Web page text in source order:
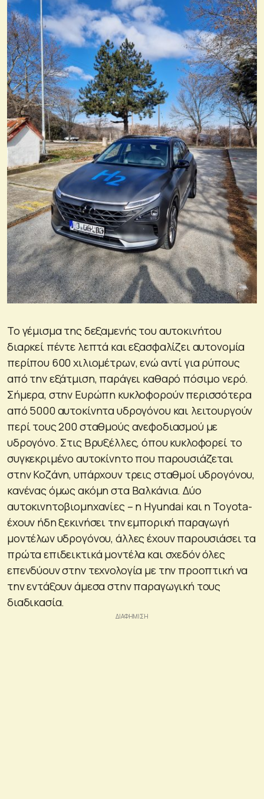
Το γέμισμα της δεξαμενής του αυτοκινήτου
διαρκεί πέντε λεπτά και εξασφαλίζει αυτονομία
περίπου 600 χιλιομέτρων, ενώ αντί για ρύπους
από την εξάτμιση, παράγει καθαρό πόσιμο νερό.
Σήμερα, στην Ευρώπη κυκλοφορούν περισσότερα
από 5000 αυτοκίνητα υδρογόνου και λειτουργούν
περί τους 200 σταθμούς ανεφοδιασμού με
υδρογόνο. Στις Βρυξέλλες, όπου κυκλοφορεί το
συγκεκριμένο αυτοκίνητο που παρουσιάζεται
στην Κοζάνη, υπάρχουν τρεις σταθμοί υδρογόνου,
κανένας όμως ακόμη στα Βαλκάνια. Δύο
αυτοκινητοβιομηχανίες – η Hyundai και η Toyota-
έχουν ήδη ξεκινήσει την εμπορική παραγωγή
μοντέλων υδρογόνου, άλλες έχουν παρουσιάσει τα
πρώτα επιδεικτικά μοντέλα και σχεδόν όλες
επενδύουν στην τεχνολογία με την προοπτική να
την εντάξουν άμεσα στην παραγωγική τους
διαδικασία.